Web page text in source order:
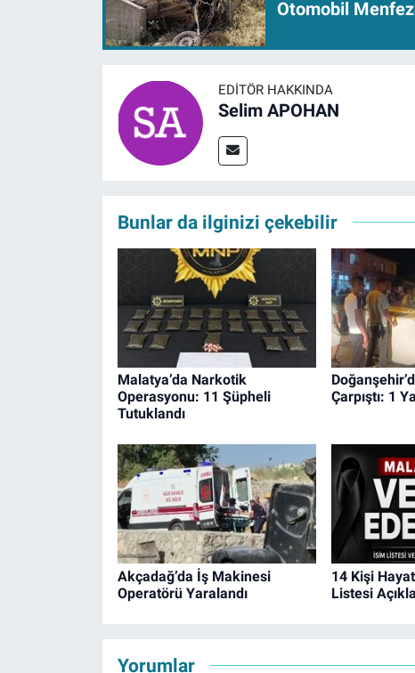
Otomobil
EDITÖR HAKKINDA
Selim APOHAN
Bunlar da ilginizi çekebilir
Malatya’da Narkotik
Operasyonu: 11 Şüpheli
Tutuklandı
Çarpıştı: 1
Akçadağ’da İş Makinesi
Operatörü Yaralandı
14 Kişi
Listesi
Yorumlar